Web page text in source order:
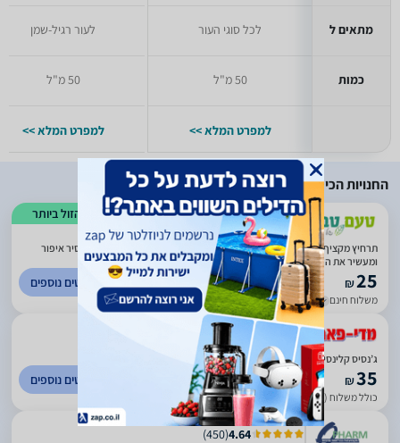
מתאים ל
כמות
לכל סוגי העור
50 מ"ל
למפרט המלא >>
לעור רגיל-שמן
50 מ"ל
למפרט המלא >>
החנויות הכי זולות
הזול ביותר
2.14
(
10
תרחיץ מקציף פנים 3 ב-1 | GENESIS CLEANSING | מכיל 200 מ"ל | מנקה, מסיר איפור
ומעשיר את העור בלחות | ד"ר פישר | Dr. Fischer
₪25
משלוח חינם עד 3 ימי עסקים
לפרטים נוספים
0
176
ג’נסיס קלינסינג תרחיץ מקציף לפנים לעור רגיש ד"ר פישר
₪35
כולל משלוח (15 ₪)
לפרטים נוספים
4.64
(
450
)